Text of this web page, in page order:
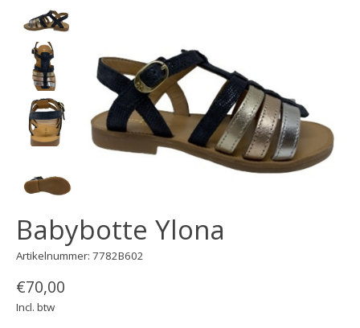
Babybotte Ylona
Artikelnummer: 7782B602
€70,00
Incl. btw